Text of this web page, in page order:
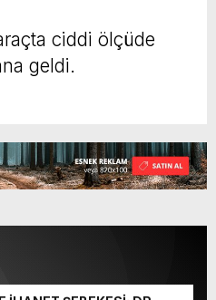
ciddi ölçüde
geldi.